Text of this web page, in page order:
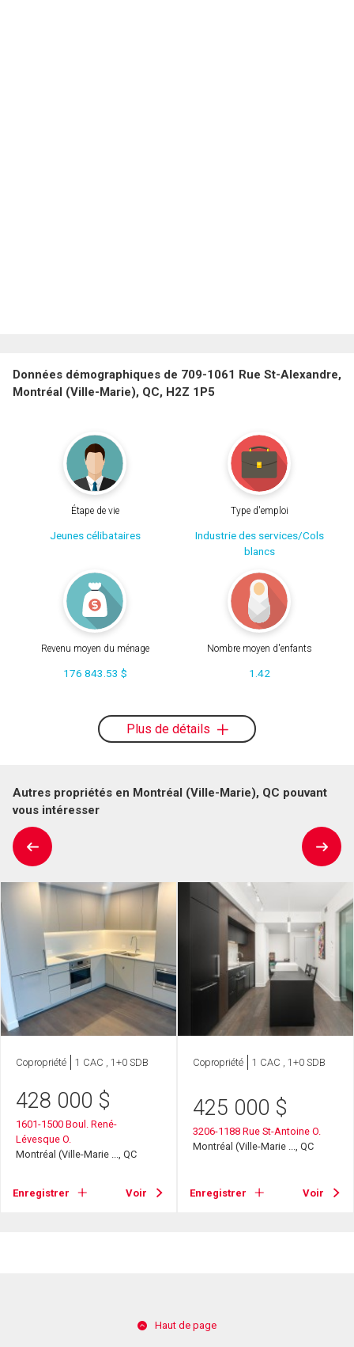
Données démographiques de 709-1061 Rue St-Alexandre,
Montréal (Ville-Marie), QC, H2Z 1P5
Étape de vie
Jeunes célibataires
Type d'emploi
Industrie des services/Cols
blancs
Revenu moyen du ménage
176 843.53 $
Nombre moyen d'enfants
1.42
Plus de détails
Autres propriétés en Montréal (Ville-Marie), QC pouvant
vous intéresser
Copropriété 1 CAC , 1+0 SDB
428 000 $
1601-1500 Boul. René-
Lévesque O.
Montréal (Ville-Marie ..., QC
Enregistrer Voir
Copropriété 1 CAC , 1+0 SDB
425 000 $
3206-1188 Rue St-Antoine O.
Montréal (Ville-Marie ..., QC
Enregistrer Voir
Haut de page